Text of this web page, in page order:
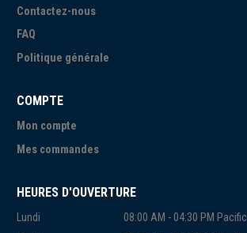
Contactez-nous
FAQ
Politique générale
COMPTE
Mon compte
Mes commandes
HEURES D'OUVERTURE
Lundi
08:00 AM - 04:30 PM Pacific